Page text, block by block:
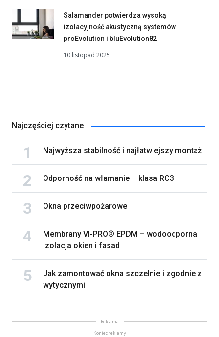
Salamander potwierdza wysoką
izolacyjność akustyczną systemów
proEvolution i bluEvolution82
10 listopad 2025
Najczęściej czytane
Najwyższa stabilność i najłatwiejszy montaż
Odporność na włamanie – klasa RC3
Okna przeciwpożarowe
Membrany VI-PRO® EPDM – wodoodporna
izolacja okien i fasad
Jak zamontować okna szczelnie i zgodnie z
wytycznymi
Reklama
Koniec reklamy